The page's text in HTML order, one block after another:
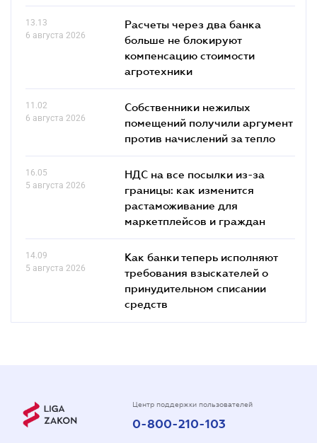
13.13
6 августа 2026
Расчеты через два банка
больше не блокируют
компенсацию стоимости
агротехники
11.02
6 августа 2026
Собственники нежилых
помещений получили аргумент
против начислений за тепло
16.05
5 августа 2026
НДС на все посылки из-за
границы: как изменится
растаможивание для
маркетплейсов и граждан
14.09
5 августа 2026
Как банки теперь исполняют
требования взыскателей о
принудительном списании
средств
Центр поддержки пользователей
0-800-210-103